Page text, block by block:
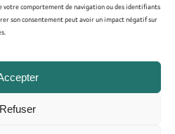
comportement de navigation ou des identifiants
son consentement peut avoir un impact négatif sur
Refuser
confidentialité